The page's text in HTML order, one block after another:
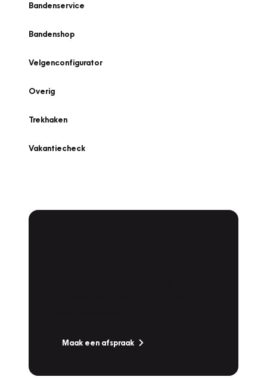
Bandenservice
Bandenshop
Velgenconfigurator
Overig
Trekhaken
Vakantiecheck
Maak een afspraak